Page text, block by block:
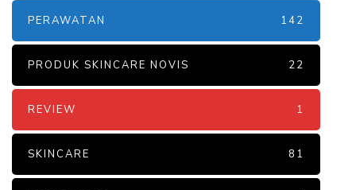
PERAWATAN 142
PRODUK SKINCARE NOVIS 22
REVIEW 1
SKINCARE 81